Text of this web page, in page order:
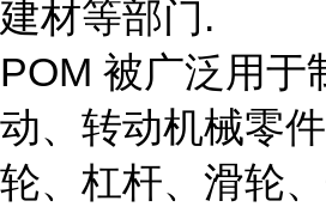
建材等部门.
POM 被广泛用于
动、转动机械零
轮、杠杆、滑轮